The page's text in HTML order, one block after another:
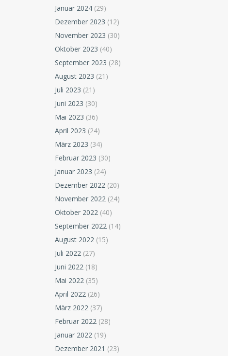
Januar 2024 (29)
Dezember 2023 (12)
November 2023 (30)
Oktober 2023 (40)
September 2023 (28)
August 2023 (21)
Juli 2023 (21)
Juni 2023 (30)
Mai 2023 (36)
April 2023 (24)
März 2023 (34)
Februar 2023 (30)
Januar 2023 (24)
Dezember 2022 (20)
November 2022 (24)
Oktober 2022 (40)
September 2022 (14)
August 2022 (15)
Juli 2022 (27)
Juni 2022 (18)
Mai 2022 (35)
April 2022 (26)
März 2022 (37)
Februar 2022 (28)
Januar 2022 (19)
Dezember 2021 (23)